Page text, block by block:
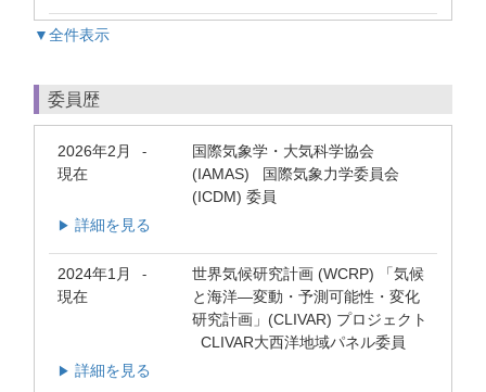
▼全件表示
委員歴
2026年2月 -
現在
国際気象学・大気科学協会
(IAMAS) 国際気象力学委員会
(ICDM) 委員
▶ 詳細を見る
2024年1月 -
現在
世界気候研究計画 (WCRP) 「気候
と海洋―変動・予測可能性・変化
研究計画」(CLIVAR) プロジェクト
CLIVAR大西洋地域パネル委員
▶ 詳細を見る